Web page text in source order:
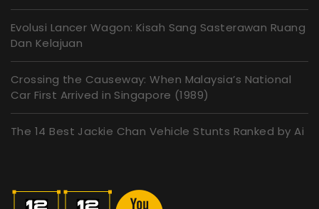
Evolusi Lancer Wagon: Kisah Sang Sasterawan Ruang
Dan Kelajuan
Crossing the Causeway: When Malaysia’s National
Car First Arrived in Singapore (1989)
The 14 Best Jackie Chan Vehicle Stunts Ranked by Ai